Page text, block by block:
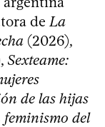
de La
(2026),
Sexteame:
de las hijas
del